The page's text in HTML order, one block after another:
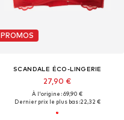
PROMOS
SCANDALE ÉCO-LINGERIE
27,90 €
À l'origine : 69,90 €
Dernier prix le plus bas :22,32 €